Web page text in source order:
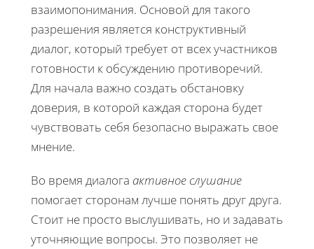
взаимопонимания. Основой для такого
разрешения является конструктивный
диалог, который требует от всех участников
готовности к обсуждению противоречий.
Для начала важно создать обстановку
доверия, в которой каждая сторона будет
чувствовать себя безопасно выражать свое
мнение.
Во время диалога активное слушание
помогает сторонам лучше понять друг друга.
Стоит не просто выслушивать, но и задавать
уточняющие вопросы. Это позволяет не